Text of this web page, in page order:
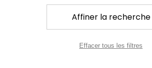
Affiner la recherche
Effacer tous les filtres